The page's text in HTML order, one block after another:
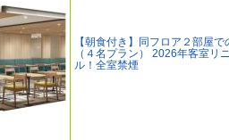
【朝食付き】同フロア２部屋で
（４名プラン） 2026年客室リ
ル！全室禁煙